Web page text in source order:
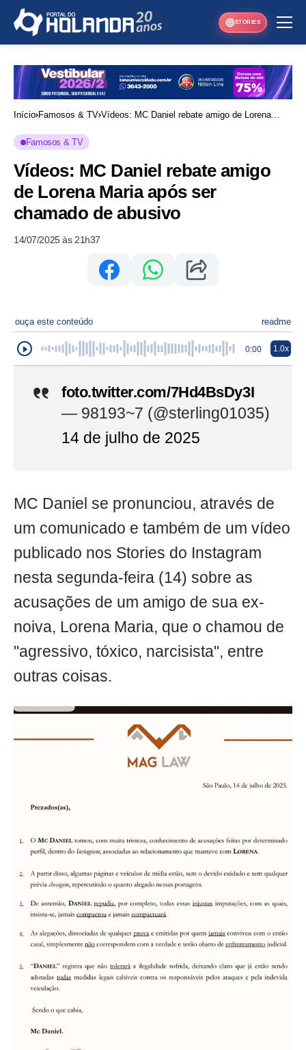
STORIES
Início Famosos & TV Vídeos: MC Daniel rebate amigo de Lorena
Famosos & TV
Vídeos: MC Daniel rebate amigo
de Lorena Maria após ser
chamado de abusivo
14/07/2025 às 21h37
ouça este conteúdo readme
0:00 1.0x
foto.twitter.com/7Hd4BsDy3I
— 98193~7 (@sterling01035)
14 de julho de 2025
MC Daniel se pronunciou, através de
um comunicado e também de um vídeo
publicado nos Stories do Instagram
nesta segunda-feira (14) sobre as
acusações de um amigo de sua ex-
noiva, Lorena Maria, que o chamou de
"agressivo, tóxico, narcisista", entre
outras coisas.